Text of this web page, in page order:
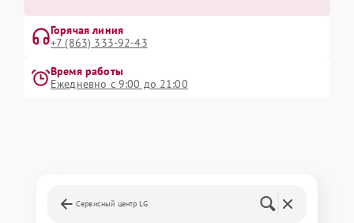
Горячая линия
+7 (863) 333-92-43
Время работы
Ежедневно с 9:00 до 21:00
Сервисный центр LG